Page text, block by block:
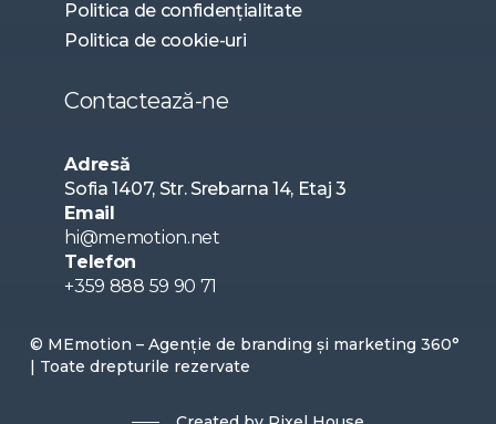
Politica de confidențialitate
Politica de cookie-uri
Contactează-ne
Adresă
Sofia 1407, Str. Srebarna 14, Etaj 3
Email
hi@memotion.net
Telefon
+359 888 59 90 71
© MEmotion – Agenție de branding și marketing 360°
| Toate drepturile rezervate